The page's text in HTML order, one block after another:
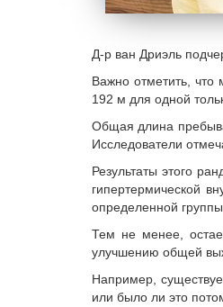
Д-р ван Дриэль
Важно отметить, что
192 м для одной
Общая длина
Исследователи
Результаты этого
гипертермической
определенной
Тем не менее,
улучшению общей
Например,
или было ли это